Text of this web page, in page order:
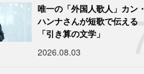
7
唯一の「外国人歌人」カン・
ハンナさんが短歌で伝える
「引き算の文学」
2026.08.03